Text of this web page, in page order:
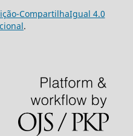
CompartilhaIgual 4.0
.